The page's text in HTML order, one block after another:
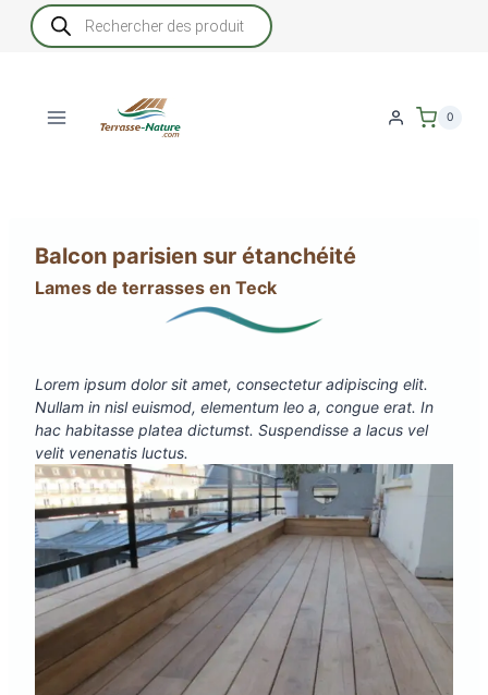
Recherche
de
produits
0
Balcon parisien sur étanchéité
Lames de terrasses en Teck
Lorem ipsum dolor sit amet, consectetur adipiscing elit.
Nullam in nisl euismod, elementum leo a, congue erat. In
hac habitasse platea dictumst. Suspendisse a lacus vel
velit venenatis luctus.